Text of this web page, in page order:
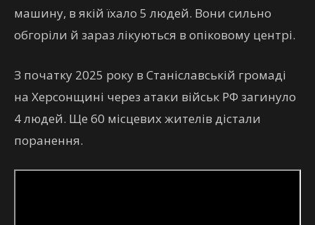
машину, в якій їхало 5 людей. Вони сильно
обгоріли й зараз лікуються в опіковому центрі.
З початку 2025 року в Станіславській громаді
на Херсонщині через атаки військ РФ загинуло
4 людей. Ще 60 місцевих жителів дістали
поранення.